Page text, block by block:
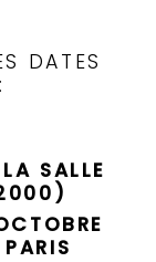
DATES
SALLE